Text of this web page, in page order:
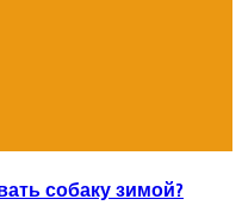
собаку зимой?